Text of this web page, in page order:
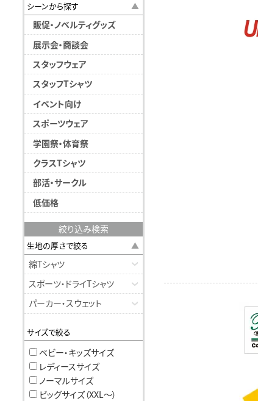
シーンから探す
販促・ノベルティグッズ
展示会・商談会
スタッフウェア
スタッフTシャツ
イベント向け
スポーツウェア
学園祭・体育祭
クラスTシャツ
部活・サークル
低価格
絞り込み検索
生地の厚さで絞る
綿Tシャツ
スポーツ・ドライTシャツ
パーカー・スウェット
サイズで絞る
ベビー・キッズサイズ
レディースサイズ
ノーマルサイズ
ビッグサイズ（XXL〜）